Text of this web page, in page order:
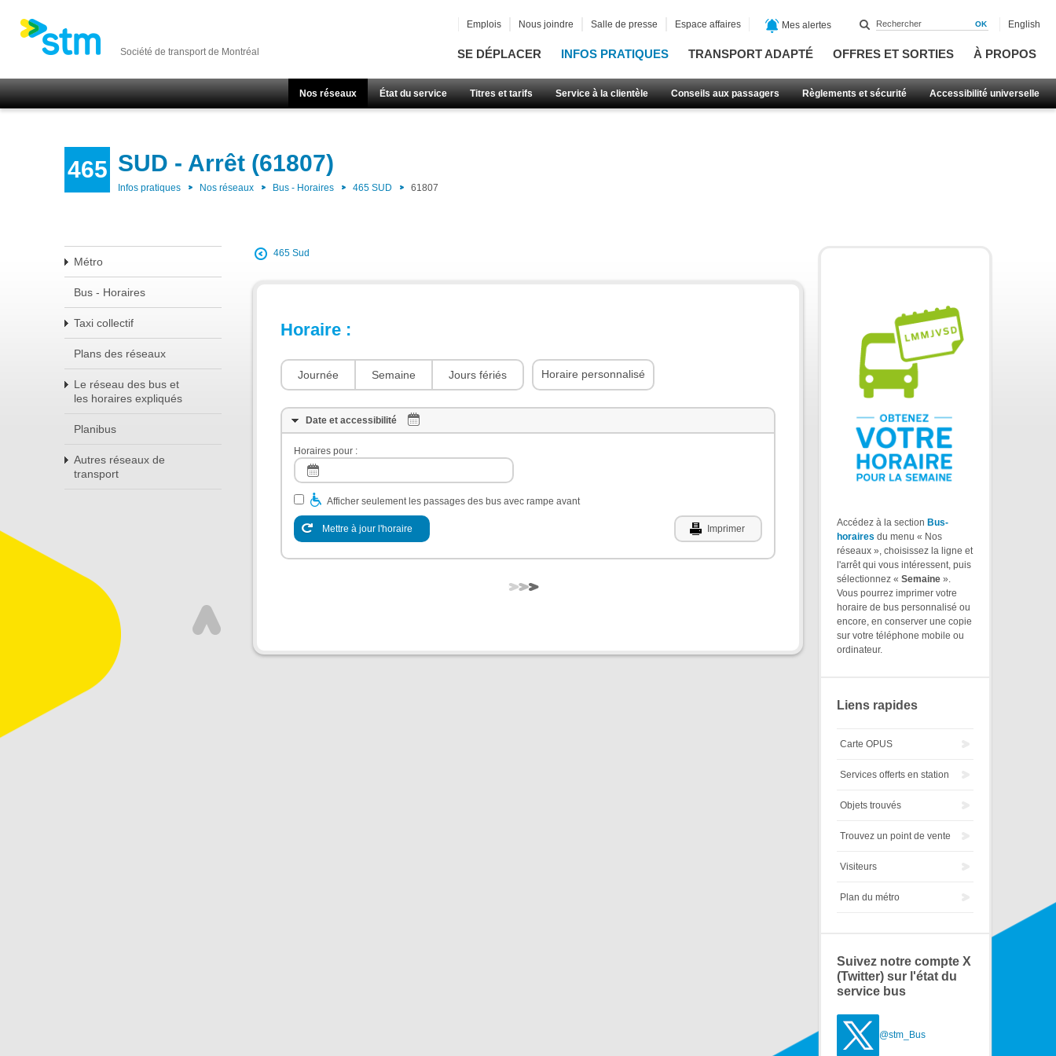
Société de transport de Montréal SE DÉPLACER INFOS PRATIQUES TRANSPORT ADAPTÉ OFFRES ET SORTIES À PROPOS
Nos réseaux État du service Titres et tarifs Service à la clientèle Conseils aux passagers Règlements et sécurité Accessibilité universelle
Emplois Nous joindre Salle de presse Espace affaires Mes alertes English
465 SUD - Arrêt (61807)
Infos pratiques Nos réseaux Bus - Horaires 465 SUD 61807
Métro
Bus - Horaires
Taxi collectif
Plans des réseaux
Le réseau des bus et
les horaires expliqués
Planibus
Autres réseaux de
transport
465 Sud
Horaire :
Journée Semaine Jours fériés Horaire personnalisé
Date et accessibilité
Horaires pour :
Afficher seulement les passages des bus avec rampe avant
Mettre à jour l'horaire Imprimer
Accédez à la section Bus-
horaires du menu « Nos
réseaux », choisissez la ligne et
l'arrêt qui vous intéressent, puis
sélectionnez « Semaine ».
Vous pourrez imprimer votre
horaire de bus personnalisé ou
encore, en conserver une copie
sur votre téléphone mobile ou
ordinateur.
Liens rapides
Carte OPUS
Services offerts en station
Objets trouvés
Trouvez un point de vente
Visiteurs
Plan du métro
Suivez notre compte X
(Twitter) sur l'état du
service bus
@stm_Bus